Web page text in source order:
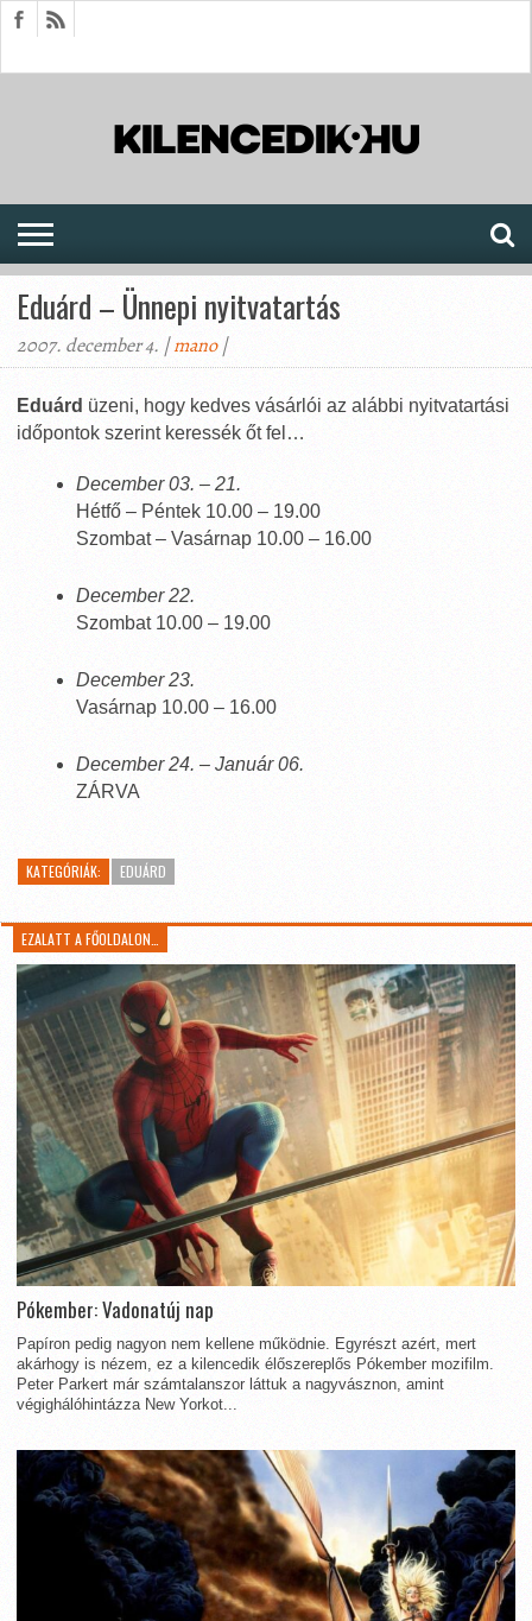
Eduárd – Ünnepi nyitvatartás
2007. december 4. |mano|
Eduárd üzeni, hogy kedves vásárlói az alábbi nyitvatartási
időpontok szerint keressék őt fel…
December 03. – 21.
Hétfő – Péntek 10.00 – 19.00
Szombat – Vasárnap 10.00 – 16.00
December 22.
Szombat 10.00 – 19.00
December 23.
Vasárnap 10.00 – 16.00
December 24. – Január 06.
ZÁRVA
KATEGÓRIÁK: EDUÁRD
EZALATT A FŐOLDALON…
Pókember: Vadonatúj nap
Papíron pedig nagyon nem kellene működnie. Egyrészt azért, mert
akárhogy is nézem, ez a kilencedik élőszereplős Pókember mozifilm.
Peter Parkert már számtalanszor láttuk a nagyvásznon, amint
végighálóhintázza New Yorkot...